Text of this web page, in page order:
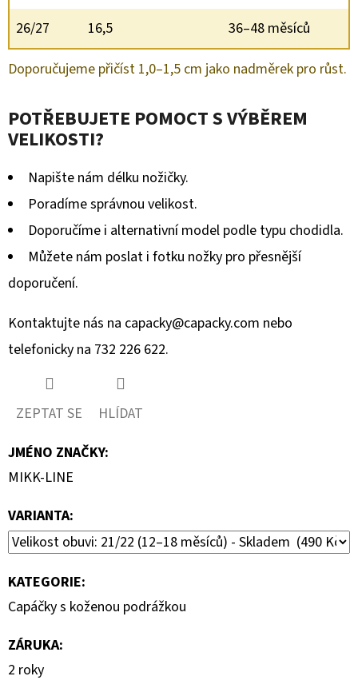
26/27
16,5 36–48 měsíců
Doporučujeme přičíst 1,0–1,5 cm jako nadměrek pro růst.
POTŘEBUJETE POMOCT S VÝBĚREM
VELIKOSTI?
Napište nám délku nožičky.
Poradíme správnou velikost.
Doporučíme i alternativní model podle typu chodidla.
Můžete nám poslat i fotku nožky pro přesnější
doporučení.
Kontaktujte nás na capacky@capacky.com nebo
telefonicky na 732 226 622.
ZEPTAT SE
HLÍDAT
JMÉNO ZNAČKY:
MIKK-LINE
VARIANTA:
KATEGORIE:
Capáčky s koženou podrážkou
ZÁRUKA:
2 roky